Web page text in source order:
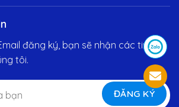
đăng ký, bạn sẽ nhận các tin
tôi.